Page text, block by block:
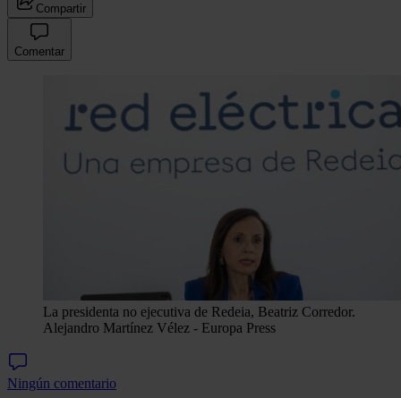
Compartir
Comentar
La presidenta no ejecutiva de Redeia, Beatriz Corredor.
Alejandro Martínez Vélez - Europa Press
Ningún comentario